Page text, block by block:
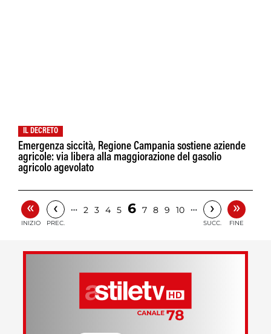
IL DECRETO
Emergenza siccità, Regione Campania sostiene aziende
agricole: via libera alla maggiorazione del gasolio
agricolo agevolato
«
INIZIO
‹
PREC.
… 2 3 4 5 6 7 8 9 10 … ›
SUCC.
»
FINE